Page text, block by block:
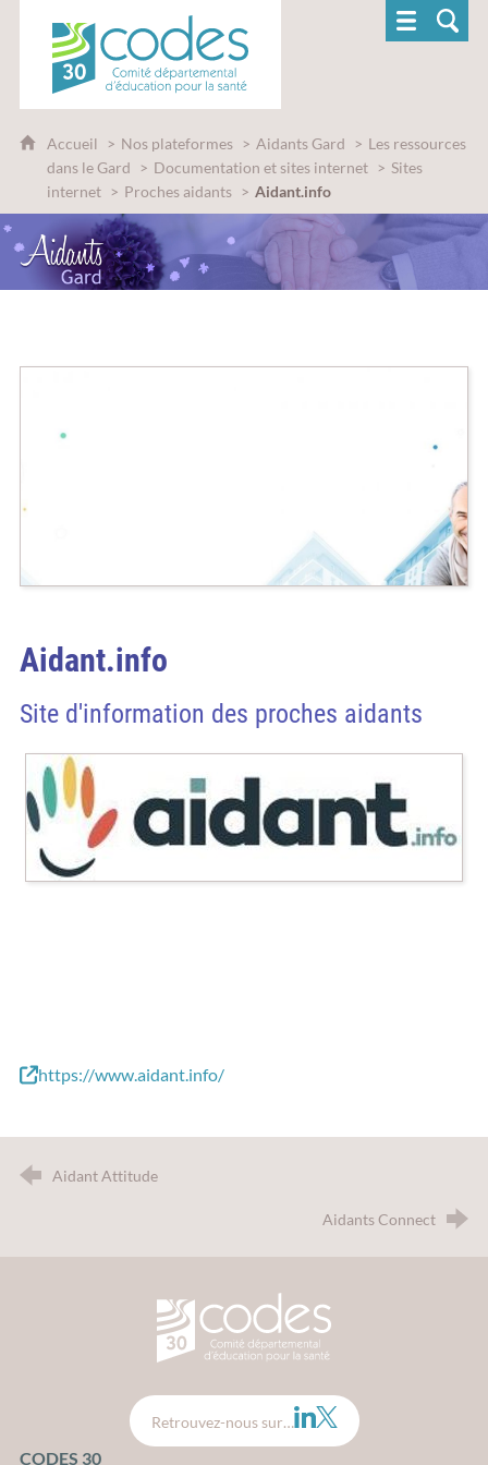
CoDES 30 - Comité départemental
Accueil Nos plateformes Aidants Gard
Les ressources
dans le Gard
Documentation et sites internet
Sites
internet
Proches aidants Aidant.info
Aidant.info
Site d'information des proches aidants
https://www.aidant.info/
Aidant Attitude
Aidants Connect
CODES 30 - Comité
Retrouvez-nous sur… LinkedIn
Twitter
CODES 30